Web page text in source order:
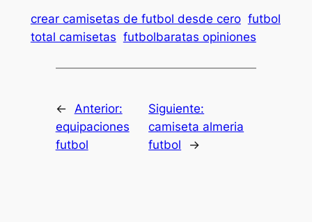
crear camisetas de futbol desde cero futbol
total camisetas futbolbaratas opiniones
← Anterior:
equipaciones
futbol
Siguiente:
camiseta almeria
futbol
→